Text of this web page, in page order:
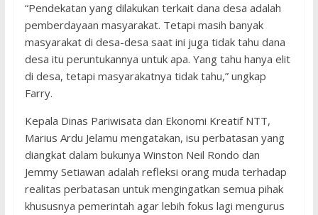
“Pendekatan yang dilakukan terkait dana desa adalah
pemberdayaan masyarakat. Tetapi masih banyak
masyarakat di desa-desa saat ini juga tidak tahu dana
desa itu peruntukannya untuk apa. Yang tahu hanya elit
di desa, tetapi masyarakatnya tidak tahu,” ungkap
Farry.
Kepala Dinas Pariwisata dan Ekonomi Kreatif NTT,
Marius Ardu Jelamu mengatakan, isu perbatasan yang
diangkat dalam bukunya Winston Neil Rondo dan
Jemmy Setiawan adalah refleksi orang muda terhadap
realitas perbatasan untuk mengingatkan semua pihak
khususnya pemerintah agar lebih fokus lagi mengurus